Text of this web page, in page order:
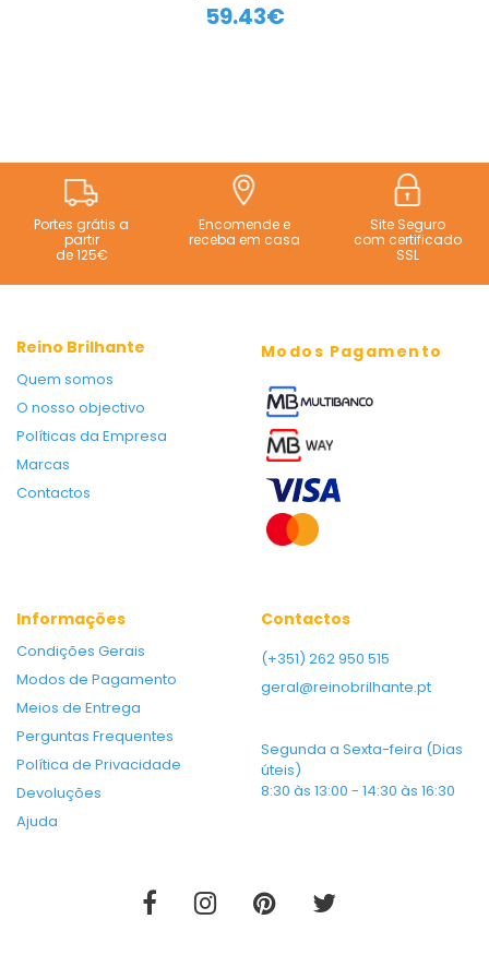
59.43€
Portes grátis a
partir
de 125€
Encomende e
receba em casa
Site Seguro
com certificado
SSL
Reino Brilhante
Quem somos
O nosso objectivo
Políticas da Empresa
Marcas
Contactos
Modos Pagamento
Informações
Condições Gerais
Modos de Pagamento
Meios de Entrega
Perguntas Frequentes
Política de Privacidade
Devoluções
Ajuda
Contactos
(+351) 262 950 515
geral@reinobrilhante.pt
Segunda a Sexta-feira (Dias
úteis)
8:30 às 13:00 - 14:30 às 16:30